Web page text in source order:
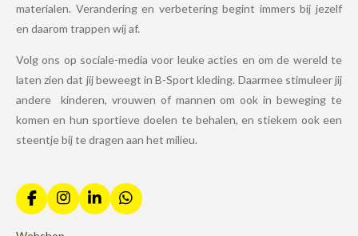
materialen. Verandering en verbetering begint immers bij jezelf
en daarom trappen wij af.
Volg ons op sociale-media voor leuke acties en om de wereld te
laten zien dat jij beweegt in B-Sport kleding. Daarmee stimuleer jij
andere kinderen, vrouwen of mannen om ook in beweging te
komen en hun sportieve doelen te behalen, en stiekem ook een
steentje bij te dragen aan het milieu.
F
a
I
n
L
i
W
h